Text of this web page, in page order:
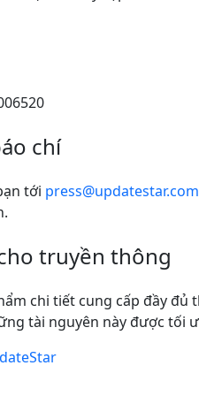
chí
tới press@updatestar.com
truyền thông
chi tiết cung cấp đầy
tài nguyên này được tối